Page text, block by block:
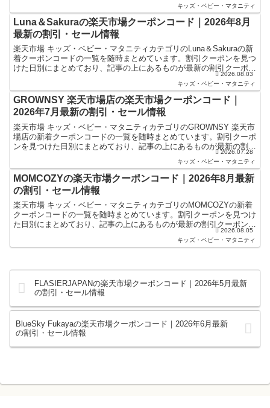
キッズ・ベビー・マタニティ
Luna＆Sakuraの楽天市場クーポンコード｜2026年8月
最新の割引・セール情報
楽天市場 キッズ・ベビー・マタニティカテゴリのLuna＆Sakuraの新
着クーポンコードの一覧を随時まとめています。割引クーポンを見つ
けた日別にまとめており、記事の上にあるものが最新の割引クーポン
2026.08.03
キッズ・ベビー・マタニティ
GROWNSY 楽天市場店の楽天市場クーポンコード｜
2026年7月最新の割引・セール情報
楽天市場 キッズ・ベビー・マタニティカテゴリのGROWNSY 楽天市
場店の新着クーポンコードの一覧を随時まとめています。割引クーポ
ンを見つけた日別にまとめており、記事の上にあるものが最新の割引
2026.07.28
キッズ・ベビー・マタニティ
MOMCOZYの楽天市場クーポンコード｜2026年8月最新
の割引・セール情報
楽天市場 キッズ・ベビー・マタニティカテゴリのMOMCOZYの新着
クーポンコードの一覧を随時まとめています。割引クーポンを見つけ
た日別にまとめており、記事の上にあるものが最新の割引クーポンに
なります。楽天スーパーセールやお買い物マラソンなど...
2026.08.05
キッズ・ベビー・マタニティ
FLASIERJAPANの楽天市場クーポンコード｜2026年5月最新
の割引・セール情報
BlueSky Fukayaの楽天市場クーポンコード｜2026年6月最新
の割引・セール情報